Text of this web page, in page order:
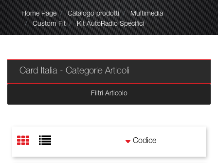
Home Page Catalogo prodotti
Multimedia
Custom Fit
Kit AutoRadio Specifici
Card Italia - Categorie Articoli
Filtri Articolo